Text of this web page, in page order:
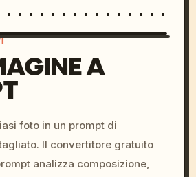
colors, 8k --v 6.0
A
foto in un prompt di
Il convertitore gratuito
analizza composizione,